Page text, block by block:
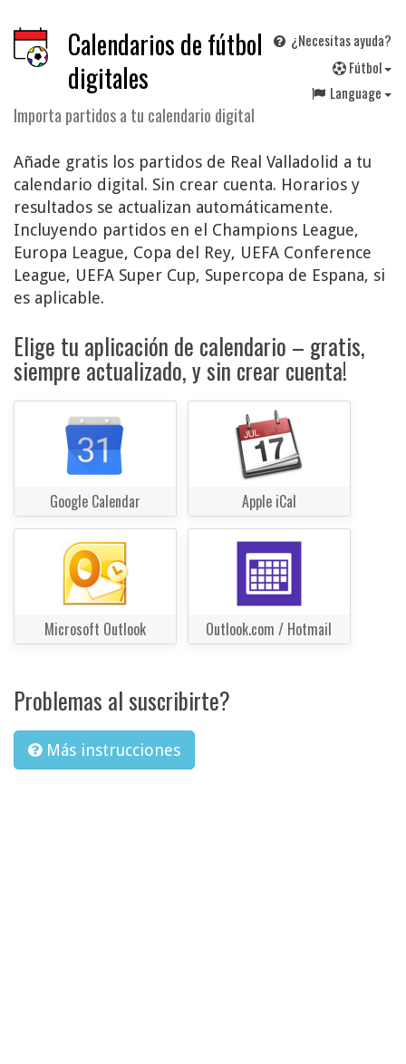
Calendarios de fútbol
digitales
Importa partidos a tu calendario digital
¿Necesitas ayuda?
Fútbol
Language
Añade gratis los partidos de Real Valladolid a tu
calendario digital. Sin crear cuenta. Horarios y
resultados se actualizan automáticamente.
Incluyendo partidos en el Champions League,
Europa League, Copa del Rey, UEFA Conference
League, UEFA Super Cup, Supercopa de Espana, si
es aplicable.
Elige tu aplicación de calendario – gratis,
siempre actualizado, y sin crear cuenta!
Google Calendar Apple iCal
Microsoft Outlook Outlook.com / Hotmail
Problemas al suscribirte?
Más instrucciones